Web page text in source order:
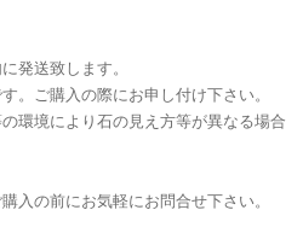
発送致します。
。ご購入の際にお申し付け下さい。
環境により石の見え方等が異なる場合
入の前にお気軽にお問合せ下さい。